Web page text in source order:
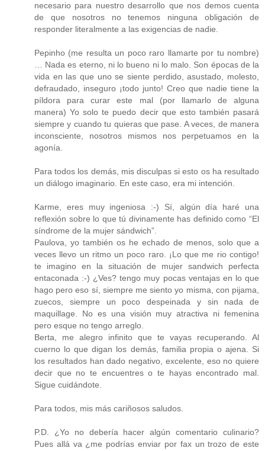
necesario para nuestro desarrollo que nos demos cuenta
de que nosotros no tenemos ninguna obligación de
responder literalmente a las exigencias de nadie.
Pepinho (me resulta un poco raro llamarte por tu nombre)
… Nada es eterno, ni lo bueno ni lo malo. Son épocas de la
vida en las que uno se siente perdido, asustado, molesto,
defraudado, inseguro ¡todo junto! Creo que nadie tiene la
píldora para curar este mal (por llamarlo de alguna
manera) Yo solo te puedo decir que esto también pasará
siempre y cuando tu quieras que pase. A veces, de manera
inconsciente, nosotros mismos nos perpetuamos en la
agonía.
Para todos los demás, mis disculpas si esto os ha resultado
un diálogo imaginario. En este caso, era mi intención.
Karme, eres muy ingeniosa :-) Sí, algún día haré una
reflexión sobre lo que tú divinamente has definido como “El
síndrome de la mujer sándwich”.
Paulova, yo también os he echado de menos, solo que a
veces llevo un ritmo un poco raro. ¡Lo que me rio contigo!
te imagino en la situación de mujer sandwich perfecta
entaconada :-) ¿Ves? tengo muy pocas ventajas en lo que
hago pero eso sí, siempre me siento yo misma, con pijama,
zuecos, siempre un poco despeinada y sin nada de
maquillage. No es una visión muy atractiva ni femenina
pero esque no tengo arreglo.
Berta, me alegro infinito que te vayas recuperando. Al
cuerno lo que digan los demás, familia propia o ajena. Si
los resultados han dado negativo, excelente, eso no quiere
decir que no te encuentres o te hayas encontrado mal.
Sigue cuidándote.
Para todos, mis más cariñosos saludos.
P.D. ¿Yo no debería hacer algún comentario culinario?
Pues allá va ¿me podrías enviar por fax un trozo de este